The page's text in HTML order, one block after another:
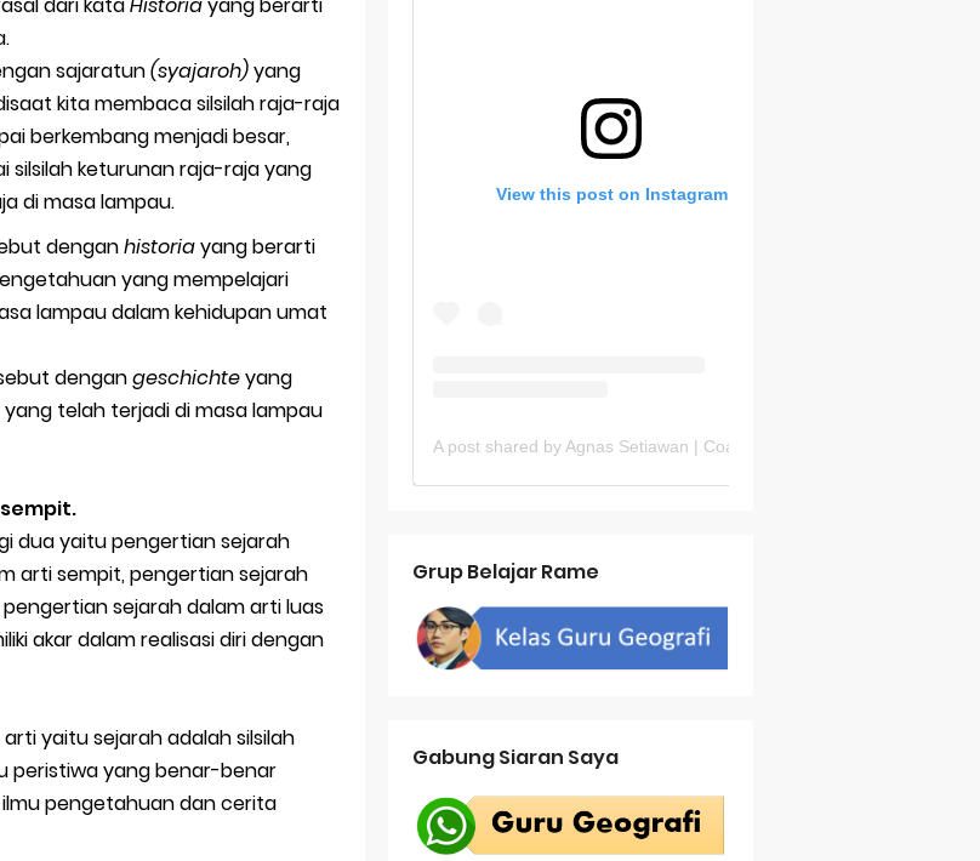
2025 Topik Analisa Informasi Geospasial
Cara Lama! 😤 TKA 2025 Beda Level. Kuasai 150 Bank Soal HOTS Sekarang!
Geografi 2025 + Kunci Jawaban
TKA Geografi [Wajib Baca]
Makin Berat
sajaratun(syajaroh)yang
kita membaca silsilah raja-raja
berkembang menjadi besar,
silsilah keturunan raja-raja yang
di masa lampau.
denganhistoriayang berarti
yang mempelajari
lampau dalam kehidupan umat
dengangeschichteyang
telah terjadi di masa lampau
dua yaitu pengertian sejarah
arti sempit, pengertian sejarah
sejarah dalam arti luas
akar dalam realisasi diri dengan
yaitu sejarah adalah silsilah
peristiwa yang benar-benar
pengetahuan dan cerita
View this post on Instagram
Grup Belajar Rame
Gabung Siaran Saya